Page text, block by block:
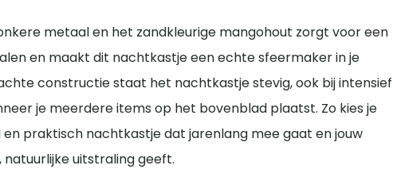
metaal en het zandkleurige mangohout zorgt voor een
en maakt dit nachtkastje een echte sfeermaker in je
constructie staat het nachtkastje stevig, ook bij intensief
je meerdere items op het bovenblad plaatst. Zo kies je
en praktisch nachtkastje dat jarenlang mee gaat en jouw
uitstraling geeft.